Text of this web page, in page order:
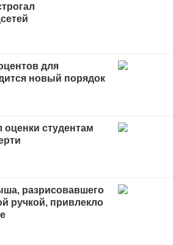
для
новый порядок
студентам
разрисовавшего
ручкой, привлекло